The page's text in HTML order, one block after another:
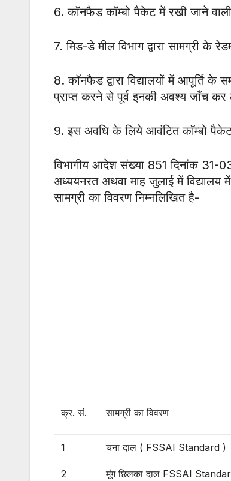
6. कॉनफैड कॉम्बो पैकेट में रखी जाने
7. मिड-डे मील विभाग द्वारा सामग्री के
8. कॉनफैड द्वारा विद्यालयों में आपूर्ति के
प्राप्त करने से पूर्व इनकी अवश्य जाँच कर
9. इस अवधि के लिये आवंटित कॉम्बो पैकेट
विभागीय आदेश संख्या 851 दिनांक 31-
अध्ययनरत अथवा माह जुलाई में विद्यालय
सामग्री का विवरण निम्नलिखित है-
क्र. सं. सामग्री का विवरण
1 चना दाल ( FSSAI Standard )
2 मूंग छिलका दाल FSSAI